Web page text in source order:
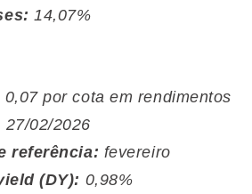
14,07%
0,07 por cota em rendimentos
27/02/2026
referência: fevereiro
(DY): 0,98%